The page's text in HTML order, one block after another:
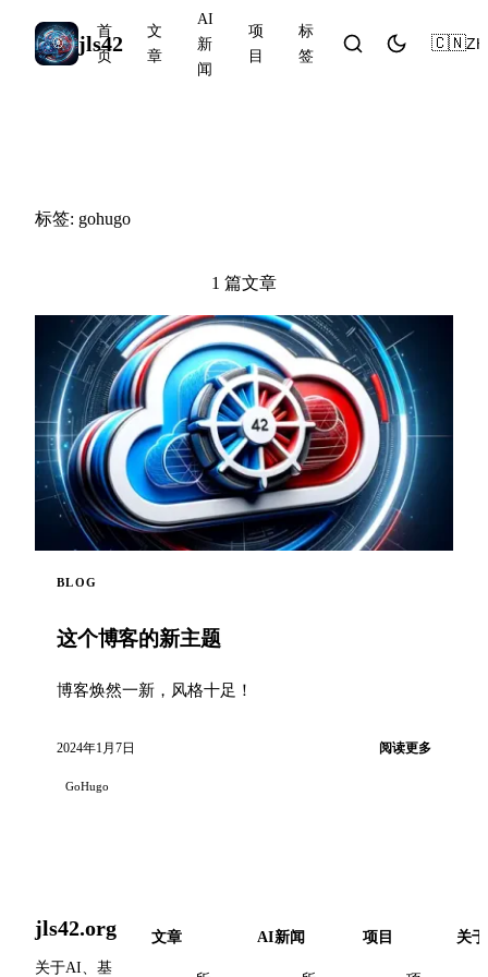
jls42
首
页
文
章
AI
新
闻
项
目
标
签
🇨🇳ZH
标签: gohugo
1 篇文章
BLOG
这个博客的新主题
博客焕然一新，风格十足！
2024年1月7日 阅读更多
GoHugo
jls42.org
关于AI、基
文章 AI新闻 项目 关于